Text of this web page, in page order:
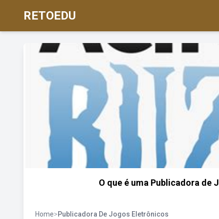
RETOEDU
O que é uma Publicadora de
Home>Publicadora De Jogos Eletrônicos